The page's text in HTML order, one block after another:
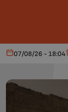
Aujourd'hui
07/08/26 - 18:04